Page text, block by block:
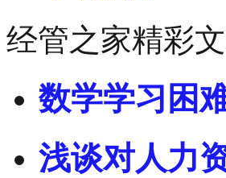
经管之家精彩
数学学习困
浅谈对人力